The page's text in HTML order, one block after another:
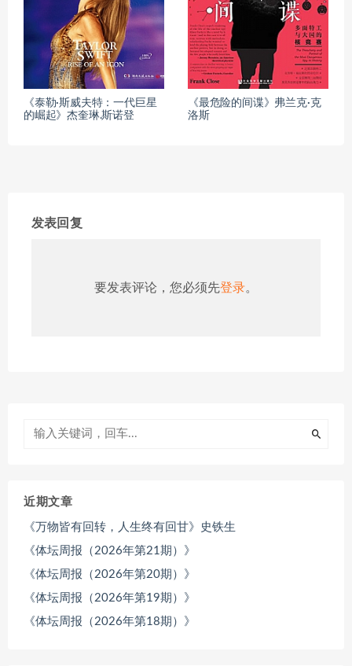
《泰勒·斯威夫特：一代巨星
的崛起》杰奎琳.斯诺登
《最危险的间谍》弗兰克·克
洛斯
发表回复
要发表评论，您必须先登录。
近期文章
《万物皆有回转，人生终有回甘》史铁生
《体坛周报（2026年第21期）》
《体坛周报（2026年第20期）》
《体坛周报（2026年第19期）》
《体坛周报（2026年第18期）》